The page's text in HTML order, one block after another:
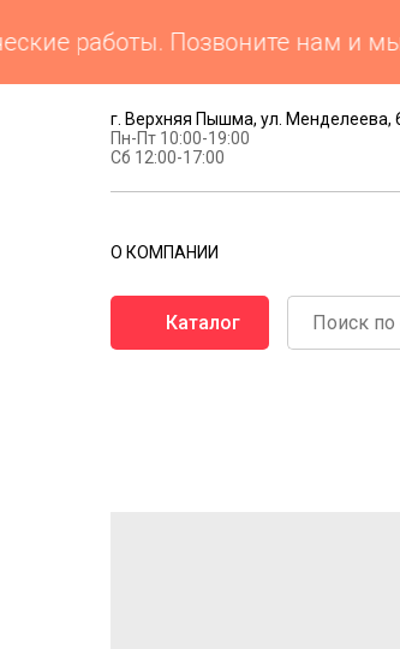
работы. Позвоните нам и мы
г. Верхняя Пышма, ул. Менделеева,
Пн-Пт 10:00-19:00
Сб 12:00-17:00
О КОМПАНИИ
Каталог